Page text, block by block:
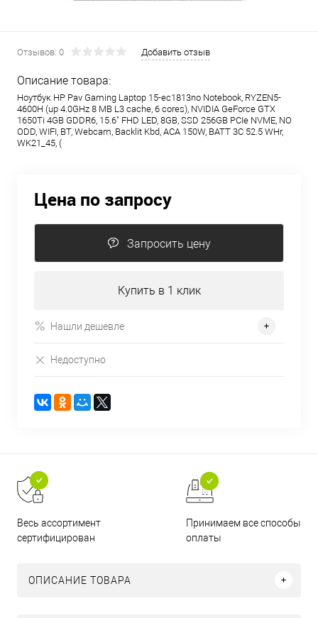
Отзывов: 0 Добавить отзыв
Описание товара:
Ноутбук HP Pav Gaming Laptop 15-ec1813no Notebook, RYZEN5-
4600H (up 4.0GHz 8 MB L3 cache, 6 cores), NVIDIA GeForce GTX
1650Ti 4GB GDDR6, 15.6" FHD LED, 8GB, SSD 256GB PCIe NVME, NO
ODD, WIFI, BT, Webcam, Backlit Kbd, ACA 150W, BATT 3C 52.5 WHr,
WK21_45, (
Цена по запросу
Запросить цену
Купить в 1 клик
Нашли дешевле
Недоступно
Весь ассортимент
сертифицирован
Принимаем все способы
оплаты
ОПИСАНИЕ ТОВАРА